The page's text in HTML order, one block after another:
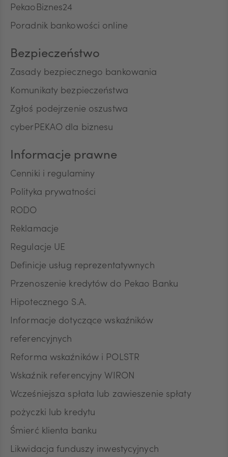
przez Bank w rozmowach telefonicznych informacji
przez Bank automatycznych systemów
Na podstawie niniejszej zgody mogą być
Pana/Pani danych osobowych: identyfikacyjne,
poziomu wykształcenia oraz posiadanych
produktów finansowych. Niniejszą zgodę składam
poinformowany/a/ o prawie do jej wycofania w
wycofanie zgody nie wpływa na zgodność z
prawem przetwarzania, którego dokonano na
podstawie zgody przed jej wycofaniem.
PekaoBiznes24
Poradnik bankowości online
Bezpieczeństwo
Zasady bezpiecznego bankowania
Komunikaty bezpieczeństwa
Zgłoś podejrzenie oszustwa
cyberPEKAO dla biznesu
Informacje prawne
Cenniki i regulaminy
Polityka prywatności
RODO
Reklamacje
Regulacje UE
Definicje usług reprezentatywnych
Przenoszenie kredytów do Pekao Banku
Hipotecznego S.A.
Informacje dotyczące wskaźników
referencyjnych
Reforma wskaźników i POLSTR
Wskaźnik referencyjny WIRON
Wcześniejsza spłata lub zawieszenie spłaty
pożyczki lub kredytu
Śmierć klienta banku
Likwidacja funduszy inwestycyjnych